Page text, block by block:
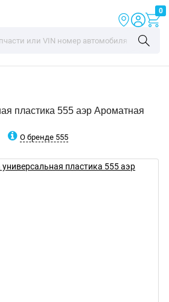
0
пластика 555 аэр Ароматная
О бренде 555